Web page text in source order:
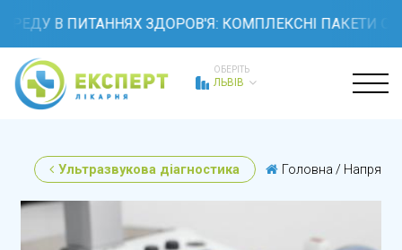
В ПИТАННЯХ ЗДОРОВ'Я: КОМПЛЕКСНІ ПАКЕТИ
ОБЕРІТЬ
ЛЬВІВ
Ультразвукова діагностика Головна /